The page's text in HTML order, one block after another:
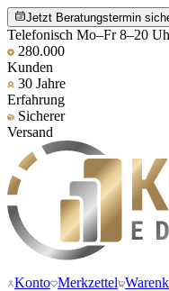
Jetzt Beratungstermin
Telefonisch Mo–Fr 8–20
280.000
Kunden
30 Jahre
Erfahrung
Sicherer
Versand
Konto Merkzettel